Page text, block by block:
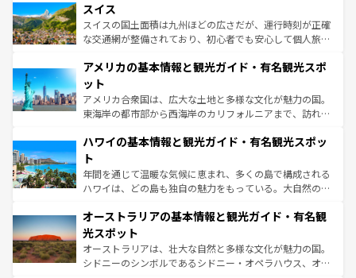
を参照してほしい。
は、お酒好きな人にはぜひ体験してほしい。 なお、新着の
ドイツ情報はコンテンツ一覧を参照してほしい。
リアごとに異なる魅力がある。また、優雅なアフタヌーン
ティー、ビール好きにはたまらない英国パブ、サッカー観
戦など、本場だからこそできる体験も豊富。イギリスを旅
ンツ一覧を参照してほしい。
スイス
スイスの国土面積は九州ほどの広さだが、運行時刻が正確
な交通網が整備されており、初心者でも安心して個人旅行
の建物がそのまま残る町や、スイスならではのユニークな
博物館もあり、アルプス観光だけでなく町歩きも満喫する
ことができる。国民の所得が高いため物価も高いが、旅行
者向けの交通パス提供のサービスもあり、うまく活用すれ
着のスイス情報はコンテンツ一覧を参照してほしい。
アメリカの基本情報と観光ガイド・有名観光スポ
ット
アメリカ合衆国は、広大な土地と多様な文化が魅力の国。
東海岸の都市部から西海岸のカリフォルニアまで、訪れる
のような巨大都市は、観光、ショッピング、エンターテイ
ンメントが詰まった刺激的なスポットだ。一方、アメリカ
西部には大自然が広がり、グランドキャニオンやイエロー
ストーン国立公園といった絶景が堪能できる。さらに、南
文化が魅力。旅行者はアメリカの各地域で異なる魅力を楽
しみながら、その多様性と豊かな歴史を感じることができ
るだろう。車でのロードトリップや列車の旅も、アメリカ
ならではの贅沢な旅のスタイルだ。 なお、新着のアメリカ
情報は コンテンツ一覧 を参照してほしい。
ハワイの基本情報と観光ガイド・有名観光スポッ
ト
年間を通じて温暖な気候に恵まれ、多くの島で構成される
ハワイは、どの島も独自の魅力をもっている。大自然の神
ワイ島は見逃せない。また、定番の観光地といえばオアフ
島だが、静かな自然を求めるならマウイ島やカウアイ島が
おすすめ。エメラルドグリーンに輝く海をはじめ、豊かな
文化や歴史が息づいている。「アロハスピリット」と呼ば
オーストラリアの基本情報と観光ガイド・有名観
光スポット
オーストラリアは、壮大な自然と多様な文化が魅力の国。
シドニーのシンボルであるシドニー・オペラハウス、オー